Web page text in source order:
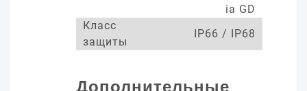
ia GD
Класс
защиты
IP66 / IP68
Дополнительные